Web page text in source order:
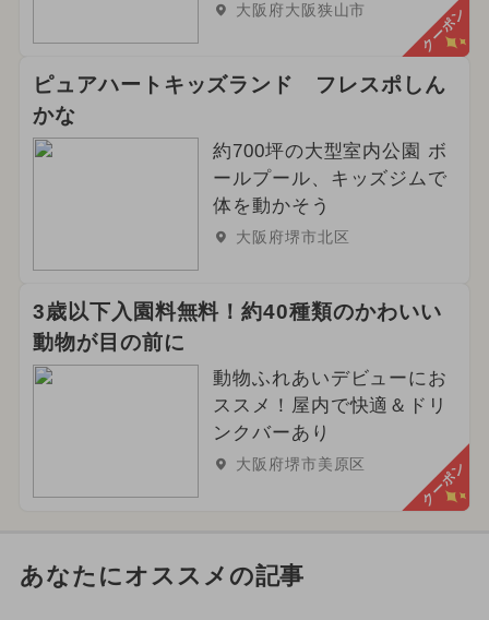
大阪府大阪狭山市 クーポン
ピュアハートキッズランド フレスポしん
かな
約700坪の大型室内公園 ボ
ールプール、キッズジムで
体を動かそう
大阪府堺市北区
3歳以下入園料無料！約40種類のかわいい
動物が目の前に
動物ふれあいデビューにお
ススメ！屋内で快適＆ドリ
ンクバーあり
大阪府堺市美原区 クーポン
あなたにオススメの記事